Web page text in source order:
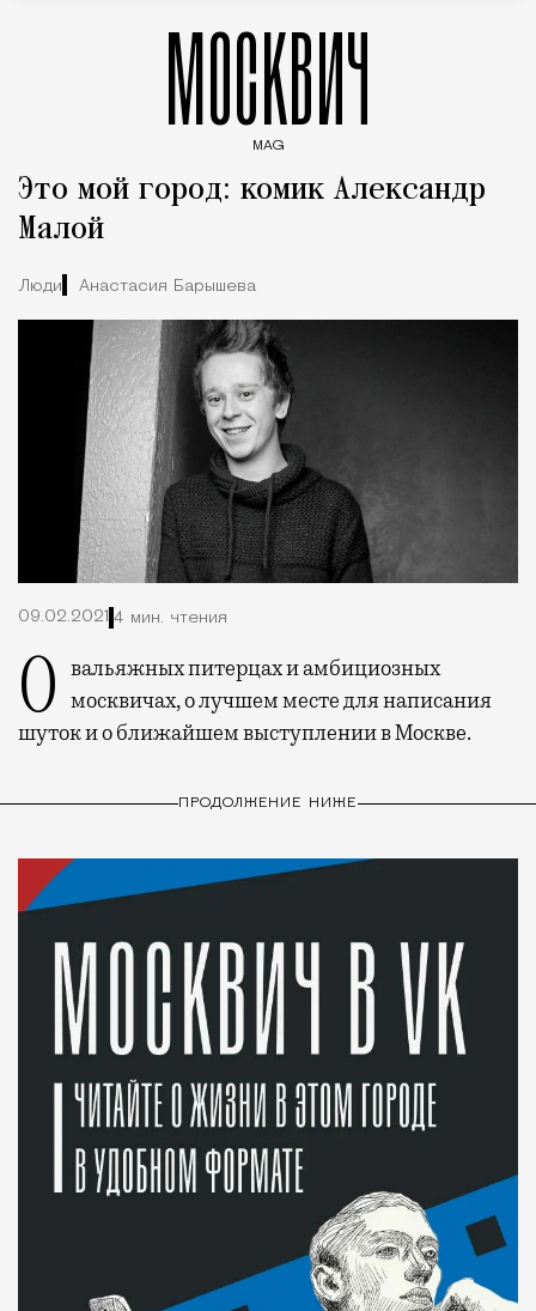
МОСКВИЧ
MAG
Это мой город: комик Александр
Малой
Люди Анастасия Барышева
09.02.2021 4 мин. чтения
О вальяжных питерцах и амбициозных москвичах, о лучшем месте для написания
шуток и о ближайшем выступлении в Москве.
ПРОДОЛЖЕНИЕ НИЖЕ